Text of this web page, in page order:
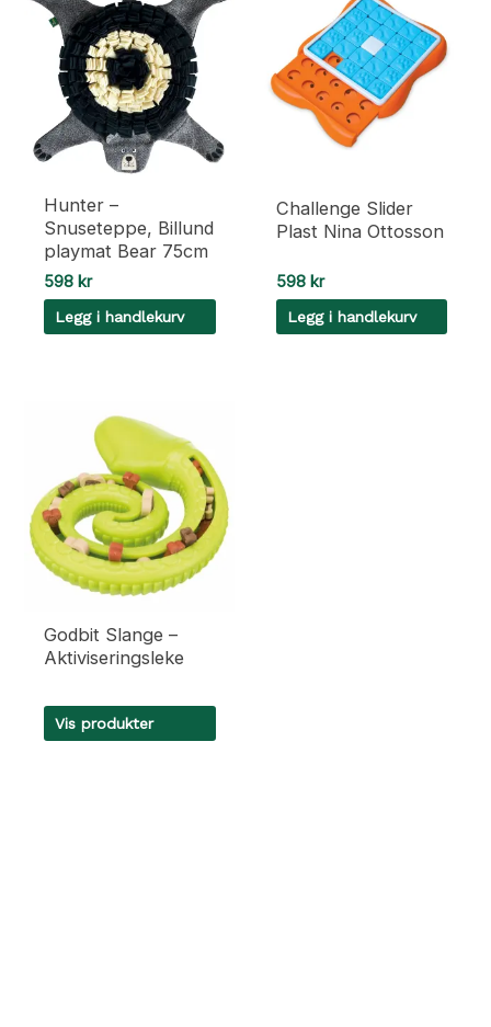
Hunter –
Snuseteppe, Billund
playmat Bear 75cm
598 kr
Legg i handlekurv
Challenge Slider
Plast Nina Ottosson
598 kr
Legg i handlekurv
Godbit Slange –
Aktiviseringsleke
Vis produkter